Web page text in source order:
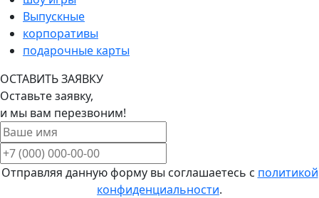
Выпускные
корпоративы
подарочные карты
ОСТАВИТЬ ЗАЯВКУ
Оставьте заявку,
и мы вам перезвоним!
Отправляя данную форму вы соглашаетесь с политикой
конфиденциальности.